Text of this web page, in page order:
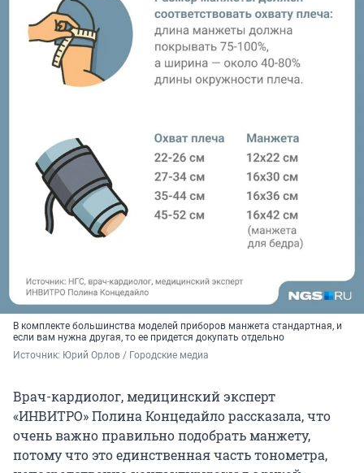
В комплекте большинства моделей приборов манжета стандартная, и
если вам нужна другая, то ее придется докупать отдельно
Источник: Юрий Орлов / Городские медиа
Врач-кардиолог, медицинский эксперт
«ИНВИТРО» Полина Концедайло рассказала, что
очень важно правильно подобрать манжету,
потому что это единственная часть тонометра,